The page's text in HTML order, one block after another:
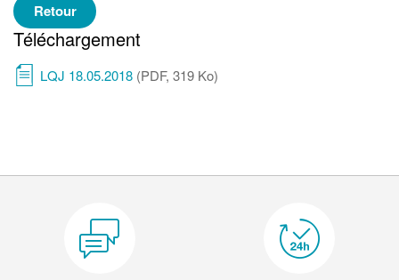
Retour
Téléchargement
LQJ 18.05.2018 (PDF, 319 Ko)